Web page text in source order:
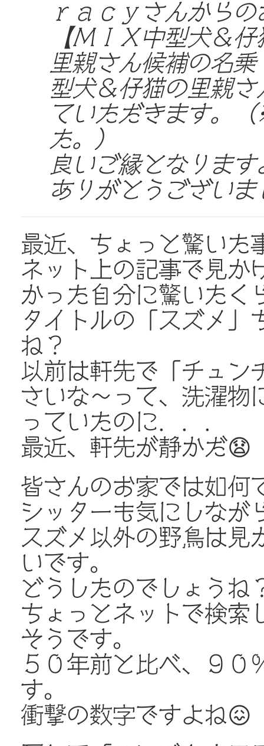
ｒａｃｙさんから
【ＭＩＸ中型犬＆
里親さん候補の名
型犬＆仔猫の里親
ていただきます。
た。）
良いご縁となります
ありがとうござい
最近、ちょっと驚いた
ネット上の記事で見か
かった自分に驚いたく
タイトルの「スズメ」
ね？
以前は軒先で「チュン
さいな～って、洗濯物
っていたのに．．．
最近、軒先が静かだ😧
皆さんのお家では如何
シッターも気にしなが
スズメ以外の野鳥は見
いです。
どうしたのでしょうね
ちょっとネットで検索
そうです。
５０年前と比べ、９０
す。
衝撃の数字ですよね😖